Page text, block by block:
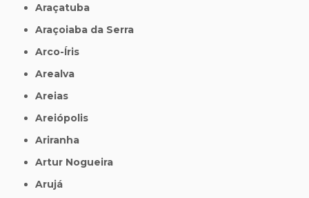
Araçatuba
Araçoiaba da Serra
Arco-Íris
Arealva
Areias
Areiópolis
Ariranha
Artur Nogueira
Arujá